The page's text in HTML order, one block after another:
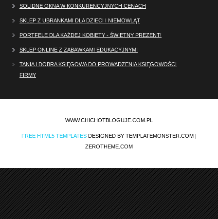
SOLIDNE OKNA W KONKURENCYJNYCH CENACH
SKLEP Z UBRANKAMI DLA DZIECI I NIEMOWLĄT
PORTFELE DLA KAŻDEJ KOBIETY - ŚWIETNY PREZENT!
SKLEP ONLINE Z ZABAWKAMI EDUKACYJNYMI
TANIA I DOBRA KSIĘGOWA DO PROWADZENIA KSIĘGOWOŚCI
FIRMY
WWW.CHICHOTBLOGUJE.COM.PL
FREE HTML5 TEMPLATES DESIGNED BY TEMPLATEMONSTER.COM |
ZEROTHEME.COM